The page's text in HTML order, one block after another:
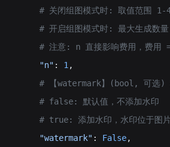
# 关闭组图模式时: 取值范围 1-
# 开启组图模式时: 最大生成数
# 注意: n 直接影响费用，费用
        "n"
: 1 ,
# 【watermark】(bool, 可选)
        # false: 默认值，不添加水印
# true: 添加水印，水印位于图
        "watermark"
: False,